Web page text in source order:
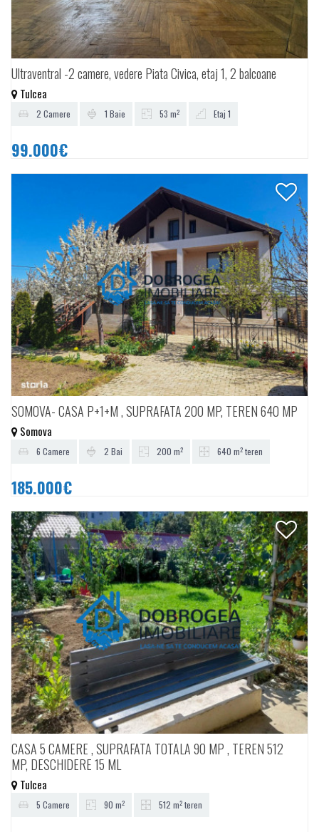
Ultraventral -2 camere, vedere Piata Civica, etaj 1, 2 balcoane
Tulcea
2 Camere 1 Baie 53 m2 Etaj 1
99.000€
SOMOVA- CASA P+1+M , SUPRAFATA 200 MP, TEREN 640 MP
Somova
6 Camere 2 Bai 200 m2 640 m2 teren
185.000€
CASA 5 CAMERE , SUPRAFATA TOTALA 90 MP , TEREN 512
MP, DESCHIDERE 15 ML
Tulcea
5 Camere 90 m2 512 m2 teren